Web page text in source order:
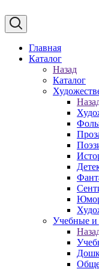
Главная
Каталог
Назад
Каталог
Учебные и